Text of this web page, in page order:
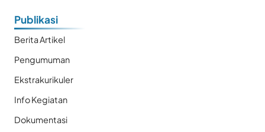
Publikasi
Berita Artikel
Pengumuman
Ekstrakurikuler
Info Kegiatan
Dokumentasi